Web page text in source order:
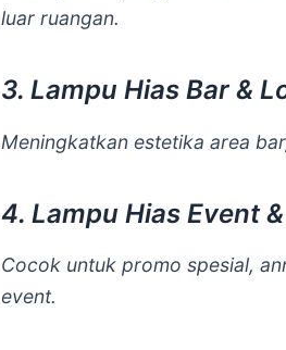
luar ruangan.
3. Lampu Hias Bar &
Meningkatkan estetika area
4. Lampu Hias Event
Cocok untuk promo spesial,
event.